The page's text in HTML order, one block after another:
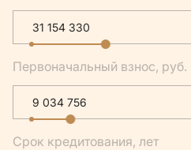
Первоначальный взнос, руб.
Срок кредитования, лет